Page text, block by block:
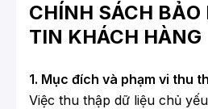
CHÍNH SÁCH
TIN KHÁCH HÀNG
1. Mục đích và phạm vi thu
Việc thu thập dữ liệu chủ